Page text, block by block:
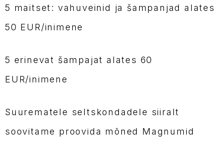
5 maitset: vahuveinid ja šampanjad alates
50 EUR/inimene
5 erinevat šampajat alates 60
EUR/inimene
Suurematele seltskondadele siiralt
soovitame proovida mõned Magnumid